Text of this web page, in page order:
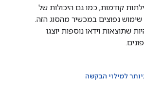
קודמות, כמו גם היכולות של
שימוש נפוצים במכשיר מהסוג הזה.
שתוצאות וידאו נוספות יוצגו
למילוי הבקשה